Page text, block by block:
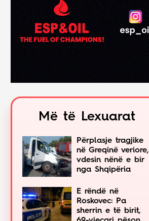
Më të Lexuarat
Përplasje tragjike
në Greqinë veriore,
vdesin nënë e bir
nga Shqipëria
E rëndë në
Roskovec: Pa
sherrin e të birit,